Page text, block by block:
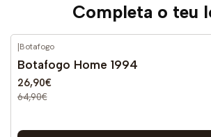
Completa o teu
-59%
|Botafogo
Botafogo Home 1994
26,90€
64,90€